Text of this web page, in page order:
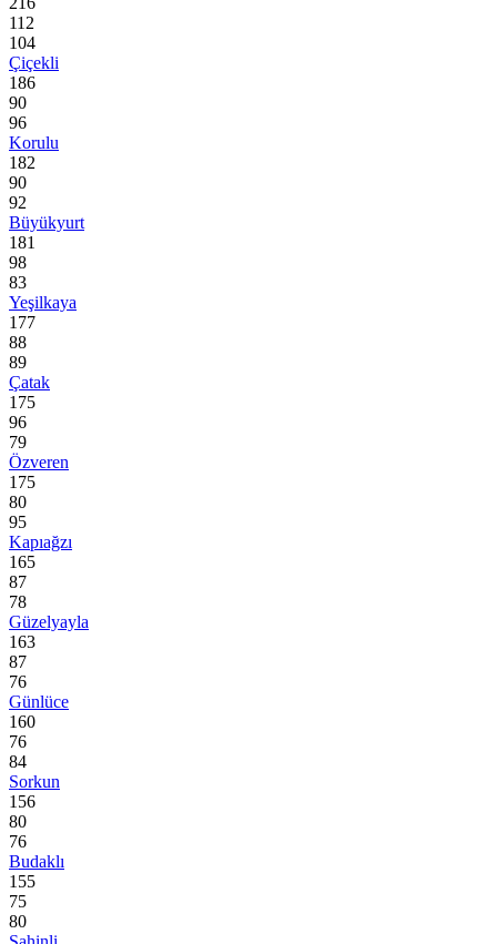
112
104
Çiçekli
186
90
96
Korulu
182
90
92
Büyükyurt
181
98
83
Yeşilkaya
177
88
89
Çatak
175
96
79
Özveren
175
80
95
Kapıağzı
165
87
78
Güzelyayla
163
87
76
Günlüce
160
76
84
Sorkun
156
80
76
Budaklı
155
75
80